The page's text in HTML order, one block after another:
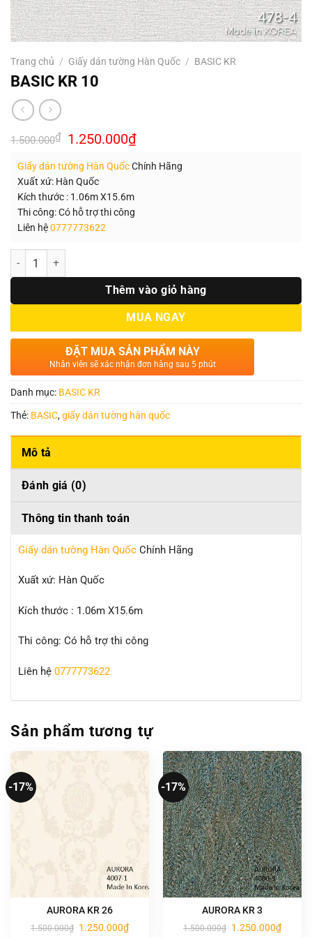
Trang chủ / Giấy dán tường Hàn Quốc / BASIC KR
BASIC KR 10
1.500.000₫ Giá
gốc
1.500.000₫.
1.250.000₫Giá
hiện
là:
Giấy dán tường Hàn QuốcChính Hãng
Xuất xứ: Hàn Quốc
Kích thước : 1.06m X15.6m
Thi công: Có hỗ trợ thi công
Liên hệ0777773622
Số lượng
Thêm vào giỏ hàng
MUA NGAY
ĐẶT MUA SẢN PHẨM NÀY
Nhân viên sẽ xác nhận đơn hàng sau 5 phút
Danh mục: BASIC KR
Thẻ: BASIC,giấy dán tường hàn quốc
Mô tả
Đánh giá (0)
Thông tin thanh toán
Giấy dán tường Hàn Quốc Chính Hãng
Xuất xứ: Hàn Quốc
Kích thước : 1.06m X15.6m
Thi công: Có hỗ trợ thi công
Liên hệ 0777773622
Sản phẩm tương tự
-17%
AURORA KR 26
1.500.000₫ Giá
1.250.000₫Giá
hiện
-17%
AURORA KR 3
1.500.000₫ Giá
1.250.000₫Giá
hiện